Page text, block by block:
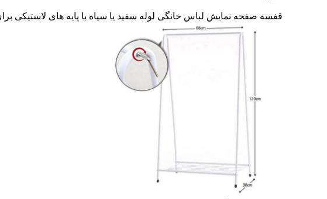
قفسه صفحه نمایش لباس خانگی لوله سفید یا سیاه با پایه های لاستیکی